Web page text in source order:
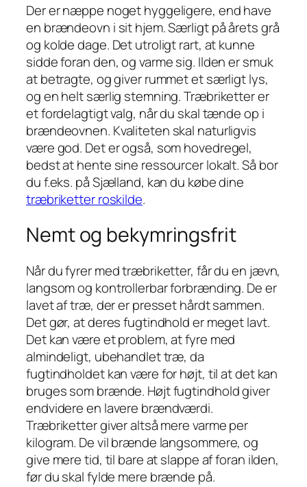
Der er næppe noget hyggeligere, end have
en brændeovn i sit hjem. Særligt på årets grå
og kolde dage. Det utroligt rart, at kunne
sidde foran den, og varme sig. Ilden er smuk
at betragte, og giver rummet et særligt lys,
og en helt særlig stemning. Træbriketter er
et fordelagtigt valg, når du skal tænde op i
brændeovnen. Kvaliteten skal naturligvis
være god. Det er også, som hovedregel,
bedst at hente sine ressourcer lokalt. Så bor
du f.eks. på Sjælland, kan du købe dine
træbriketter roskilde.
Nemt og bekymringsfrit
Når du fyrer med træbriketter, får du en jævn,
langsom og kontrollerbar forbrænding. De er
lavet af træ, der er presset hårdt sammen.
Det gør, at deres fugtindhold er meget lavt.
Det kan være et problem, at fyre med
almindeligt, ubehandlet træ, da
fugtindholdet kan være for højt, til at det kan
bruges som brænde. Højt fugtindhold giver
endvidere en lavere brændværdi.
Træbriketter giver altså mere varme per
kilogram. De vil brænde langsommere, og
give mere tid, til bare at slappe af foran ilden,
før du skal fylde mere brænde på.